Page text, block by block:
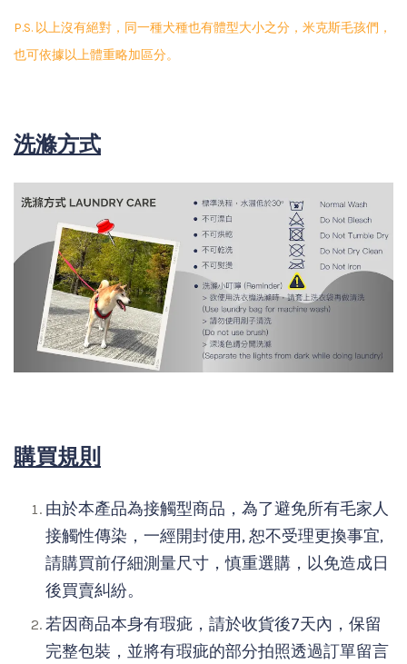
P.S. 以上沒有絕對，同一種犬種也有體型大小之分，米克斯毛孩們，
也可依據以上體重略加區分。
洗滌方式
購買規則
由於本產品為接觸型商品，為了避免所有毛家人
接觸性傳染，一經開封使用, 恕不受理更換事宜,
請購買前仔細測量尺寸，慎重選購，以免造成日
後買賣糾紛。
若因商品本身有瑕疵，請於收貨後7天內，保留
完整包裝，並將有瑕疵的部分拍照透過訂單留言